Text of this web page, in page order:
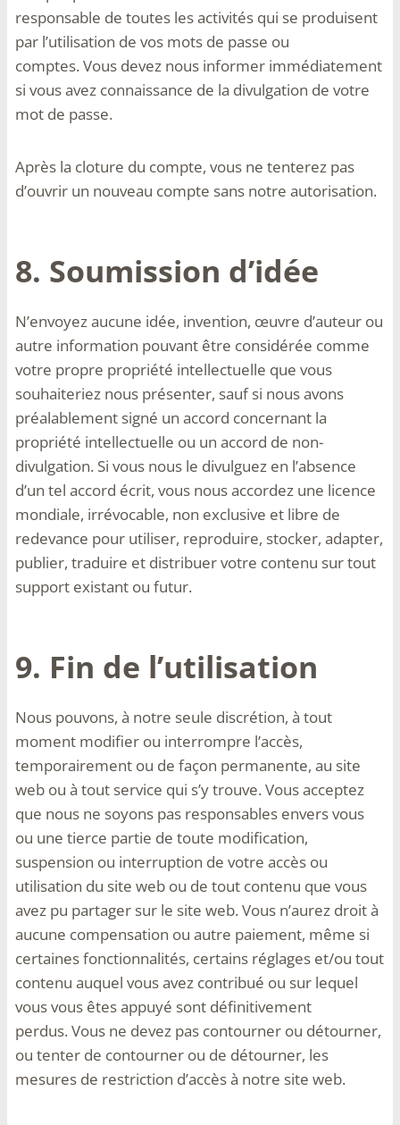
responsable de toutes les activités qui se produisent
par l’utilisation de vos mots de passe ou
comptes. Vous devez nous informer immédiatement
si vous avez connaissance de la divulgation de votre
mot de passe.
Après la cloture du compte, vous ne tenterez pas
d’ouvrir un nouveau compte sans notre autorisation.
8. Soumission d’idée
N’envoyez aucune idée, invention, œuvre d’auteur ou
autre information pouvant être considérée comme
votre propre propriété intellectuelle que vous
souhaiteriez nous présenter, sauf si nous avons
préalablement signé un accord concernant la
propriété intellectuelle ou un accord de non-
divulgation. Si vous nous le divulguez en l’absence
d’un tel accord écrit, vous nous accordez une licence
mondiale, irrévocable, non exclusive et libre de
redevance pour utiliser, reproduire, stocker, adapter,
publier, traduire et distribuer votre contenu sur tout
support existant ou futur.
9. Fin de l’utilisation
Nous pouvons, à notre seule discrétion, à tout
moment modifier ou interrompre l’accès,
temporairement ou de façon permanente, au site
web ou à tout service qui s’y trouve. Vous acceptez
que nous ne soyons pas responsables envers vous
ou une tierce partie de toute modification,
suspension ou interruption de votre accès ou
utilisation du site web ou de tout contenu que vous
avez pu partager sur le site web. Vous n’aurez droit à
aucune compensation ou autre paiement, même si
certaines fonctionnalités, certains réglages et/ou tout
contenu auquel vous avez contribué ou sur lequel
vous vous êtes appuyé sont définitivement
perdus. Vous ne devez pas contourner ou détourner,
ou tenter de contourner ou de détourner, les
mesures de restriction d’accès à notre site web.